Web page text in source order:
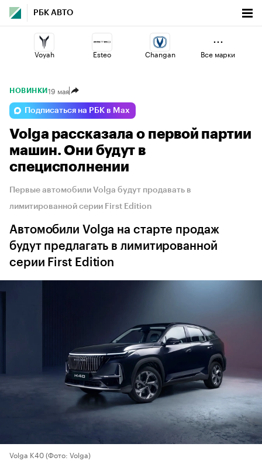
РБК АВТО
Voyah Esteo Changan
Lada
Geely Haval Omoda
Все марки
НОВИНКИ 19 мая
Подписаться на РБК в Max
Volga рассказала о первой партии
машин. Они будут в
специсполнении
Первые автомобили Volga будут продавать в
лимитированной серии First Edition
Автомобили Volga на старте продаж
будут предлагать в лимитированной
серии First Edition
Volga K40(Фото: Volga)